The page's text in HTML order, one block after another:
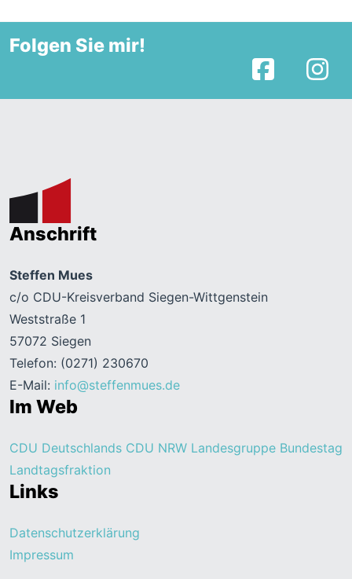
Folgen Sie mir!
Facebook
Anschrift
Steffen Mues
c/o CDU-Kreisverband Siegen-Wittgenstein
Weststraße 1
57072 Siegen
Telefon: (0271) 230670
E-Mail: info@steffenmues.de
Im Web
CDU Deutschlands CDU NRW Landesgruppe Bundestag
Landtagsfraktion
Links
Datenschutzerklärung
Impressum